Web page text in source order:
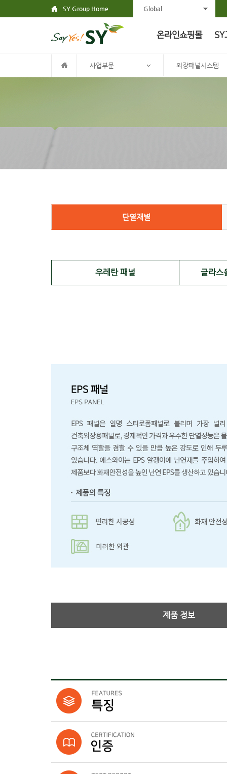
SY Group Home Global
온라인쇼핑몰 SY
사업부문 외장패널시스템
단열재별
우레탄 패널 글라스
제품 정보